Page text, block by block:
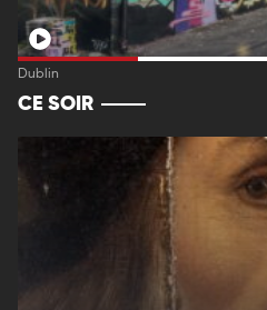
Dublin
CE SOIR